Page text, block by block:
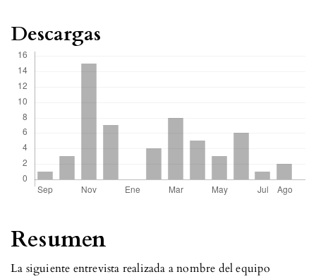
Resumen
La siguiente entrevista realizada a nombre del equipo
Descargas